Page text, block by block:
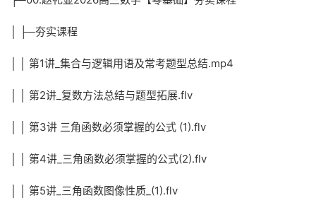
│ ├─夯实课程
│ │ 第1讲_集合与逻辑用语及常考题型总结.mp4
│ │ 第2讲_复数方法总结与题型拓展.flv
│ │ 第3讲 三角函数必须掌握的公式 (1).flv
│ │ 第4讲_三角函数必须掌握的公式(2).flv
│ │ 第5讲_三角函数图像性质_(1).flv